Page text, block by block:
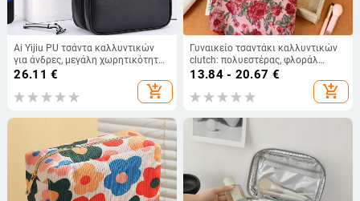
Ai Yijiu PU τσάντα καλλυντικών
για άνδρες, μεγάλη χωρητικότητα,
διαχωρισμένα διαμερίσματα,
26.11 €
add_shopping_cart
Γυναικείο τσαντάκι καλλυντικών
clutch: πολυεστέρας, φλοράλ
τζακάρντ μοτίβο, επένδυση από
13.84 - 20.67 €
add_shopping_cart